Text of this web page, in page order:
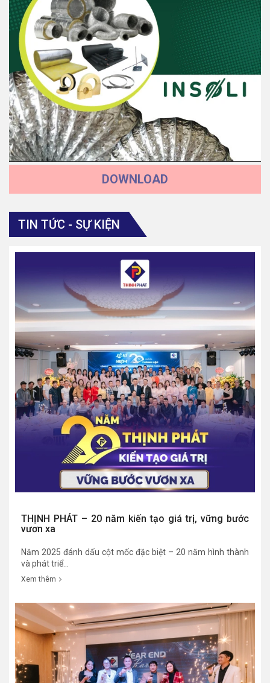
DOWNLOAD
TIN TỨC - SỰ KIỆN
THỊNH PHÁT – 20 năm kiến tạo giá trị, vững bước
vươn xa
Năm 2025 đánh dấu cột mốc đặc biệt – 20 năm hình thành
và phát triể...
Xem thêm